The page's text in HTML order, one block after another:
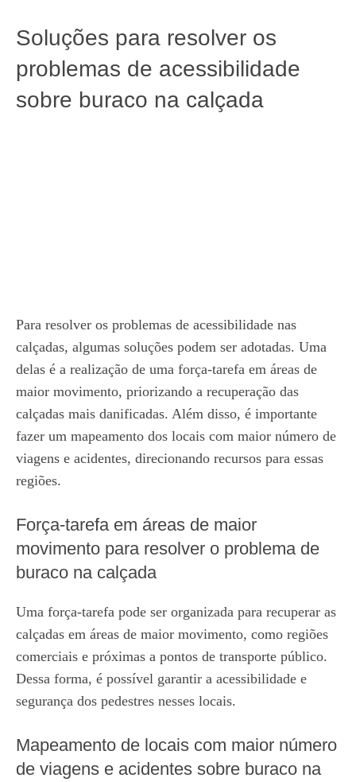
Soluções para resolver os
problemas de acessibilidade
sobre buraco na calçada
Para resolver os problemas de acessibilidade nas
calçadas, algumas soluções podem ser adotadas. Uma
delas é a realização de uma força-tarefa em áreas de
maior movimento, priorizando a recuperação das
calçadas mais danificadas. Além disso, é importante
fazer um mapeamento dos locais com maior número de
viagens e acidentes, direcionando recursos para essas
regiões.
Força-tarefa em áreas de maior
movimento para resolver o problema de
buraco na calçada
Uma força-tarefa pode ser organizada para recuperar as
calçadas em áreas de maior movimento, como regiões
comerciais e próximas a pontos de transporte público.
Dessa forma, é possível garantir a acessibilidade e
segurança dos pedestres nesses locais.
Mapeamento de locais com maior número
de viagens e acidentes sobre buraco na